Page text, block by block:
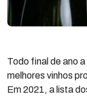
Todo final de ano
melhores vinhos
Em 2021, a lista